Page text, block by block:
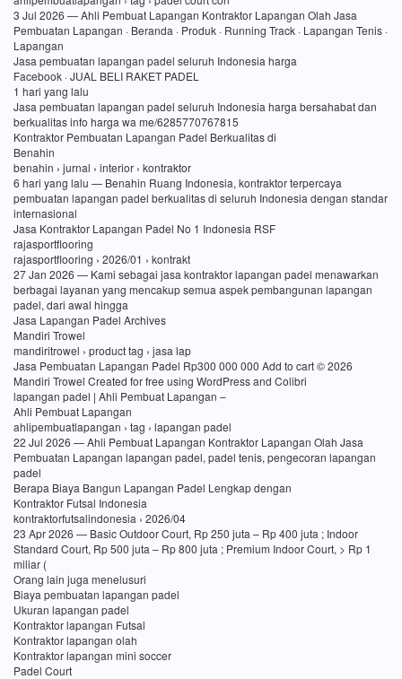
3 Jul 2026 — Ahli Pembuat Lapangan Kontraktor Lapangan Olah Jasa
Pembuatan Lapangan · Beranda · Produk · Running Track · Lapangan Tenis ·
Lapangan
Jasa pembuatan lapangan padel seluruh Indonesia harga
Facebook · JUAL BELI RAKET PADEL
1 hari yang lalu
Jasa pembuatan lapangan padel seluruh Indonesia harga bersahabat dan
berkualitas info harga wa me/6285770767815
Kontraktor Pembuatan Lapangan Padel Berkualitas di
Benahin
benahin › jurnal › interior › kontraktor
6 hari yang lalu — Benahin Ruang Indonesia, kontraktor terpercaya
pembuatan lapangan padel berkualitas di seluruh Indonesia dengan standar
internasional
Jasa Kontraktor Lapangan Padel No 1 Indonesia RSF
rajasportflooring
rajasportflooring › 2026/01 › kontrakt
27 Jan 2026 — Kami sebagai jasa kontraktor lapangan padel menawarkan
berbagai layanan yang mencakup semua aspek pembangunan lapangan
padel, dari awal hingga
Jasa Lapangan Padel Archives
Mandiri Trowel
mandiritrowel › product tag › jasa lap
Jasa Pembuatan Lapangan Padel Rp300 000 000 Add to cart © 2026
Mandiri Trowel Created for free using WordPress and Colibri
lapangan padel | Ahli Pembuat Lapangan –
Ahli Pembuat Lapangan
ahlipembuatlapangan › tag › lapangan padel
22 Jul 2026 — Ahli Pembuat Lapangan Kontraktor Lapangan Olah Jasa
Pembuatan Lapangan lapangan padel, padel tenis, pengecoran lapangan
padel
Berapa Biaya Bangun Lapangan Padel Lengkap dengan
Kontraktor Futsal Indonesia
kontraktorfutsalindonesia › 2026/04
23 Apr 2026 — Basic Outdoor Court, Rp 250 juta – Rp 400 juta ; Indoor
Standard Court, Rp 500 juta – Rp 800 juta ; Premium Indoor Court, > Rp 1
miliar (
Orang lain juga menelusuri
Biaya pembuatan lapangan padel
Ukuran lapangan padel
Kontraktor lapangan Futsal
Kontraktor lapangan olah
Kontraktor lapangan mini soccer
Padel Court